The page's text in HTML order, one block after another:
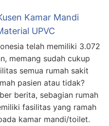
Kamar Mandi
UPVC
telah memiliki 3.072
memang sudah cukup
semua rumah sakit
pasien atau tidak?
berita, sebagian rumah
fasilitas yang ramah
kamar mandi/toilet.